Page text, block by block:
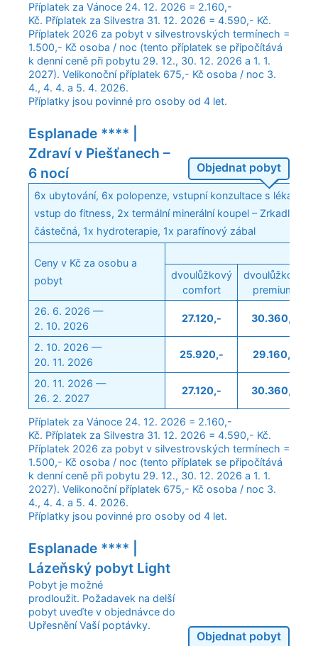
Příplatek za Vánoce 24. 12. 2026 = 2.160,-
Kč. Příplatek za Silvestra 31. 12. 2026 = 4.590,- Kč.
Příplatek 2026 za pobyt v silvestrovských termínech =
1.500,- Kč osoba / noc (tento příplatek se připočítává
k denní ceně při pobytu 29. 12., 30. 12. 2026 a 1. 1.
2027). Velikonoční příplatek 675,- Kč osoba / noc 3.
4., 4. 4. a 5. 4. 2026.
Příplatky jsou povinné pro osoby od 4 let.
Esplanade **** |
Zdraví v Piešťanech –
6 nocí
Objednat pobyt
6x ubytování, 6x polopenze, vstupní konzultace s
vstup do fitness, 2x termální minerální koupel –
částečná, 1x hydroterapie, 1x parafínový zábal
Ceny v Kč za osobu a
pobyt
dvoulůžkový
comfort
dvoulůžkový
premium
26. 6. 2026 —
2. 10. 2026
27.120,- 30.360,-
2. 10. 2026 —
20. 11. 2026
25.920,- 29.160,-
20. 11. 2026 —
26. 2. 2027
27.120,- 30.360,-
Příplatek za Vánoce 24. 12. 2026 = 2.160,-
Kč. Příplatek za Silvestra 31. 12. 2026 = 4.590,- Kč.
Příplatek 2026 za pobyt v silvestrovských termínech =
1.500,- Kč osoba / noc (tento příplatek se připočítává
k denní ceně při pobytu 29. 12., 30. 12. 2026 a 1. 1.
2027). Velikonoční příplatek 675,- Kč osoba / noc 3.
4., 4. 4. a 5. 4. 2026.
Příplatky jsou povinné pro osoby od 4 let.
Esplanade **** |
Lázeňský pobyt Light
Pobyt je možné
prodloužit. Požadavek na delší
pobyt uveďte v objednávce do
Upřesnění Vaší poptávky.
Objednat pobyt